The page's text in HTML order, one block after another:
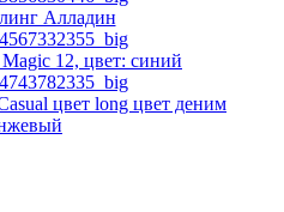
Алладин
12, цвет: синий
цвет long цвет деним